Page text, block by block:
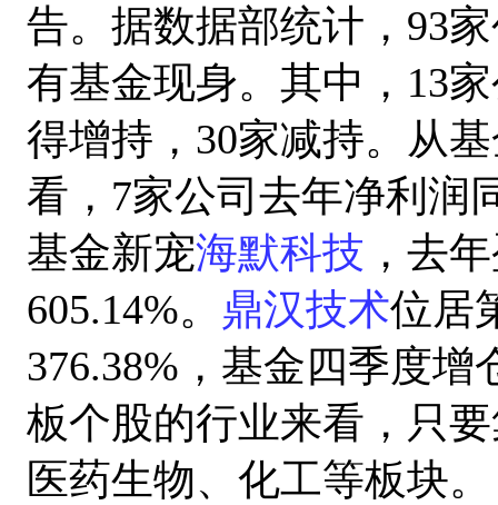
告。据数据部统计，93
有基金现身。其中，13
得增持，30家减持。从
看，7家公司去年净利润
基金新宠海默科技 ，去
605.14%。 鼎汉技术位居
376.38%，基金四季度增
板个股的行业来看，只
医药生物、化工等板块。